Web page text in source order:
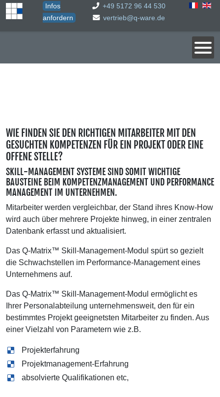
Infos
anfordern
+49 5172 96 44 530
vertrieb@q-ware.de
WIE FINDEN SIE DEN RICHTIGEN MITARBEITER MIT DEN
GESUCHTEN KOMPETENZEN FÜR EIN PROJEKT ODER EINE
OFFENE STELLE?
SKILL-MANAGEMENT SYSTEME SIND SOMIT WICHTIGE
BAUSTEINE BEIM KOMPETENZMANAGEMENT UND PERFORMANCE
MANAGEMENT IM UNTERNEHMEN.
Mitarbeiter werden vergleichbar, der Stand ihres Know-How
wird auch über mehrere Projekte hinweg, in einer zentralen
Datenbank erfasst und aktualisiert.
Das Q-Matrix™ Skill-Management-Modul spürt so gezielt
die Schwachstellen im Performance-Management eines
Unternehmens auf.
Das Q-Matrix™ Skill-Management-Modul ermöglicht es
Ihrer Personalabteilung unternehmensweit, den für ein
bestimmtes Projekt geeignetsten Mitarbeiter zu finden. Aus
einer Vielzahl von Parametern wie z.B.
Projekterfahrung
Projektmanagement-Erfahrung
absolvierte Qualifikationen etc,